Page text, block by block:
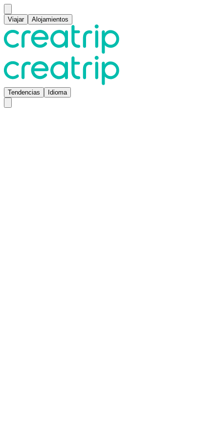
Viajar Alojamientos
Tendencias Idioma